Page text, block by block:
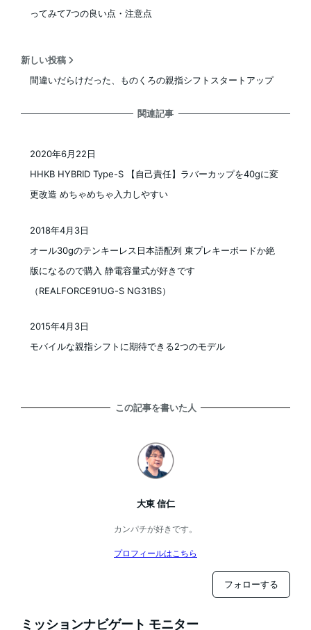
ってみて7つの良い点・注意点
新しい投稿
間違いだらけだった、ものくろの親指シフトスタートアップ
関連記事
HHKB HYBRID Type-S 【自己責任】ラバーカップを40gに変
更改造 めちゃめちゃ入力しやすい
2020年6月22日
オール30gのテンキーレス日本語配列 東プレキーボードか絶
版になるので購入 静電容量式が好きです
（REALFORCE91UG-S NG31BS）
投稿日
2018年4月3日
モバイルな親指シフトに期待できる2つのモデル
2015年4月3日
この記事を書いた人
大東 信仁
カンパチが好きです。
プロフィールはこちら
フォローする
ミッションナビゲート モニター